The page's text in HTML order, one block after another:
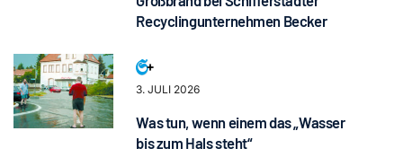
Recyclingunternehmen Becker
3. JULI 2026
Was tun, wenn einem das „Wasser
bis zum Hals steht“